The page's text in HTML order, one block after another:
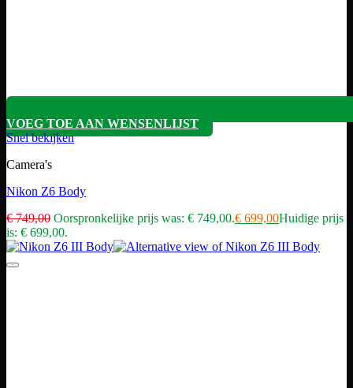
VOEG TOE AAN WENSENLIJST
Snel bekijken
Camera's
Nikon Z6 Body
€749,00 Oorspronkelijke prijs was: € 749,00.€ 699,00Huidige prijs
is: € 699,00.